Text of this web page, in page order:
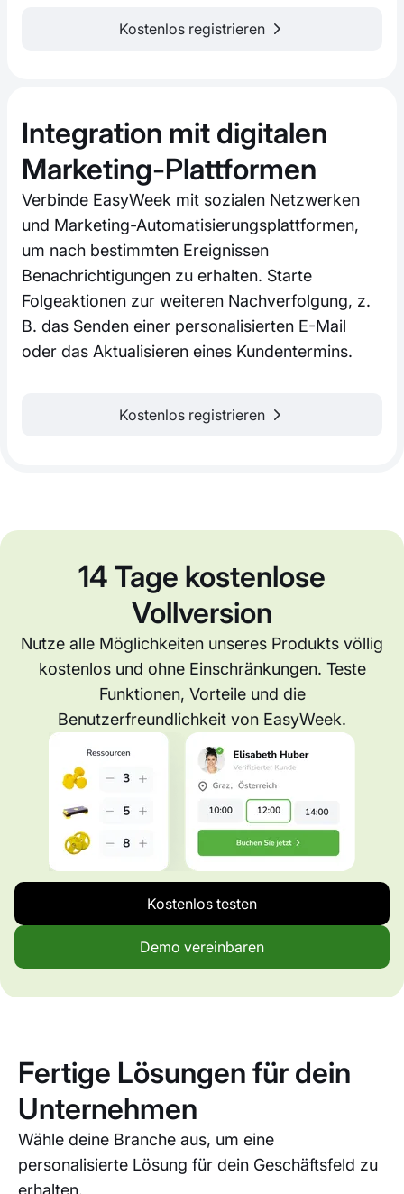
Kostenlos registrieren
Integration mit digitalen
Marketing-Plattformen
Verbinde EasyWeek mit sozialen Netzwerken
und Marketing-Automatisierungsplattformen,
um nach bestimmten Ereignissen
Benachrichtigungen zu erhalten. Starte
Folgeaktionen zur weiteren Nachverfolgung, z.
B. das Senden einer personalisierten E-Mail
oder das Aktualisieren eines Kundentermins.
Kostenlos registrieren
14 Tage kostenlose
Vollversion
Nutze alle Möglichkeiten unseres Produkts völlig
kostenlos und ohne Einschränkungen. Teste
Funktionen, Vorteile und die
Benutzerfreundlichkeit von EasyWeek.
Kostenlos testen
Demo vereinbaren
Fertige Lösungen für dein
Unternehmen
Wähle deine Branche aus, um eine
personalisierte Lösung für dein Geschäftsfeld zu